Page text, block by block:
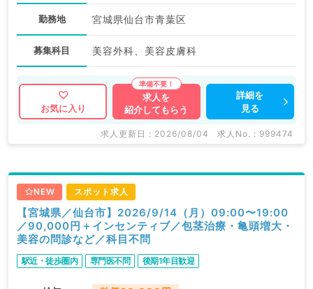
勤務地 宮城県仙台市青葉区
募集科目 美容外科、美容皮膚科
お気に入り
求人を
紹介してもらう
詳細を
見る
求人更新日 : 2026/08/04 求人No. : 999474
NEW スポット求人
【宮城県／仙台市】2026/9/14（月）09:00〜19:00
／90,000円＋インセンティブ／包茎治療・亀頭増大・
美容の問診など／科目不問
駅近・徒歩圏内 専門医不問 後期1年目歓迎